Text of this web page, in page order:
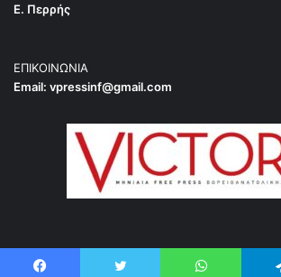
Ε. Περρής
ΕΠΙΚΟΙΝΩΝΙΑ
Email: vpressinf@gmail.com